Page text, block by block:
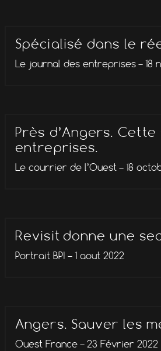
Spécialisé dans le
Le journal des entreprises – 18
Près d’Angers.
entreprises.
Le courrier de l’Ouest – 18
Revisit donne une
Portrait BPI – 1 aout 2022
Angers. Sauver les
Ouest France – 23 Février 2022